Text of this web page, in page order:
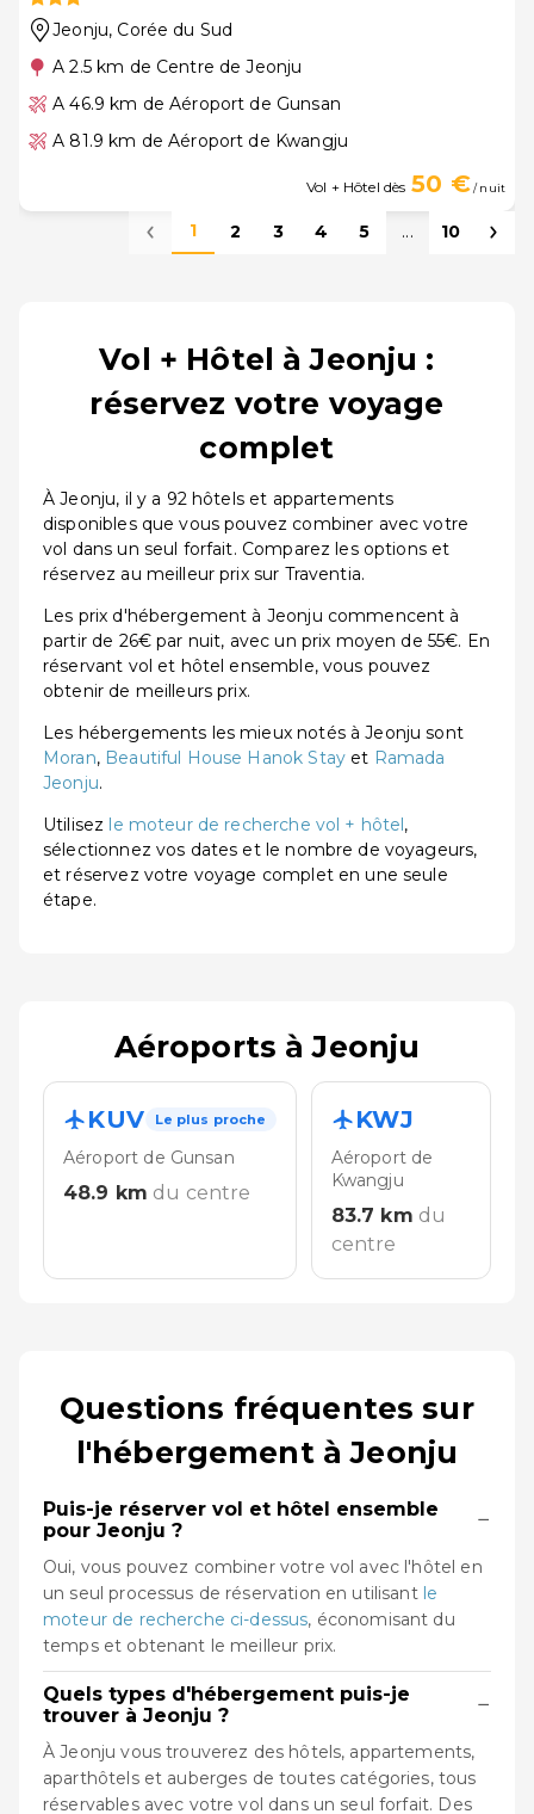
Jeonju, Corée du Sud
A 2.5 km de Centre de Jeonju
A 46.9 km de Aéroport de Gunsan
A 81.9 km de Aéroport de Kwangju
Vol + Hôtel dès 50 €/ nuit
1 2 3 4 5 ... 10
Vol + Hôtel à Jeonju :
réservez votre voyage
complet
À Jeonju, il y a 92 hôtels et appartements
disponibles que vous pouvez combiner avec votre
vol dans un seul forfait. Comparez les options et
réservez au meilleur prix sur Traventia.
Les prix d'hébergement à Jeonju commencent à
partir de 26€ par nuit, avec un prix moyen de 55€. En
réservant vol et hôtel ensemble, vous pouvez
obtenir de meilleurs prix.
Les hébergements les mieux notés à Jeonju sont
Moran, Beautiful House Hanok Stayet Ramada
Jeonju.
Utilisez le moteur de recherche vol + hôtel,
sélectionnez vos dates et le nombre de voyageurs,
et réservez votre voyage complet en une seule
étape.
Aéroports à Jeonju
KUV Le plus proche
Aéroport de Gunsan
48.9 km du centre
KWJ
Aéroport de
Kwangju
83.7 km du
centre
Questions fréquentes sur
l'hébergement à Jeonju
Puis-je réserver vol et hôtel ensemble
pour Jeonju ?
−
Oui, vous pouvez combiner votre vol avec l'hôtel en
un seul processus de réservation en utilisant le
moteur de recherche ci-dessus, économisant du
temps et obtenant le meilleur prix.
Quels types d'hébergement puis-je
trouver à Jeonju ?
−
À Jeonju vous trouverez des hôtels, appartements,
aparthôtels et auberges de toutes catégories, tous
réservables avec votre vol dans un seul forfait. Des